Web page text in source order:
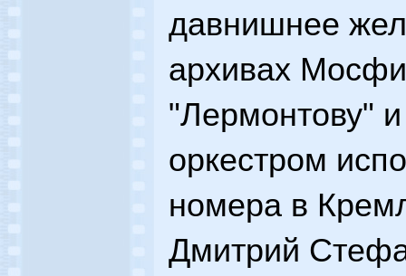
давнишнее
архивах
"Лермонтову"
оркестром
номера в
Дмитрий